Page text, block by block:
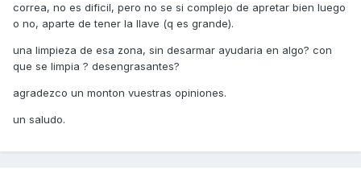
la semana que viene la llevare al mecanico... lo que me jode
es que me quedo sin moto y paso de 30min al curro a
bueno, eso, a ver si a alguno de ustedes le ha sucedido
puedo llegar a hacer en casa.
un saludo.
correa, no es dificil, pero no se si complejo de apretar bien luego
o no, aparte de tener la llave (q es grande).
una limpieza de esa zona, sin desarmar ayudaria en algo? con
que se limpia ? desengrasantes?
agradezco un monton vuestras opiniones.
un saludo.